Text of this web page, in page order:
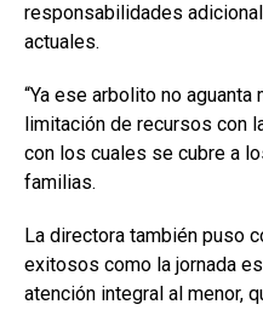
responsabilidades
actuales.
“Ya ese arbolito no aguanta
limitación de recursos con
con los cuales se cubre a
familias.
La directora también puso
exitosos como la jornada
atención integral al menor,